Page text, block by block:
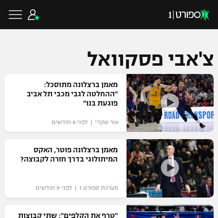
כדורגל ישראלי
ליגת העל
גביע הטוטו
ליגיונרים
גביע המדינה
כדורגל עולמי
ליגת האלופות
ליגה אירופית
ליגה אנגלית
כדורסל ישראלי
ליגת ווינר סל
ליגה לאומית
כדורסל עולמי
NBA
צ'אבי פסקוואל
מאמן ברצלונה מתוסכל:
"ההחלטה לגבי מכבי תל אביב
פוגעת בנו"
אור שקדי | לפני 8 חודשים
מאמן ברצלונה פוטר, האקס
המיתולוגי בדרך חזרה לקבוצה?
מערכת ספורט 1 | לפני 9 חודשים
"טרף את הקלפים": שתי קבוצות